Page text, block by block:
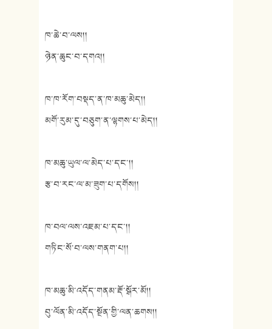
ཁ་ཆེ་བ་ལས།།
ཉེན་ཆུང་བ་དགའ།།
ཁ་ཁ་རོག་བསྡད་ན་ཁ་མཆུ་མེད།།
མགོ་རུམ་དུ་བཅུག་ན་ལྷགས་པ་མེད།།
ཁ་མཆུ་ཡུལ་ལ་མེད་པ་དང་།།
རྩ་བ་རང་ལ་མ་ཟུག་པ་དགོས།།
ཁ་བལ་ལས་འཇམ་པ་དང་།།
གཏིང་སོ་བ་ལས་གནག་པ།།
ཁ་མཆུ་མི་འདོད་གནམ་རྡོ་སྒོར་མོ།།
བུ་ལོན་མི་འདོད་སྔོན་གྱི་ལན་ཆགས།།